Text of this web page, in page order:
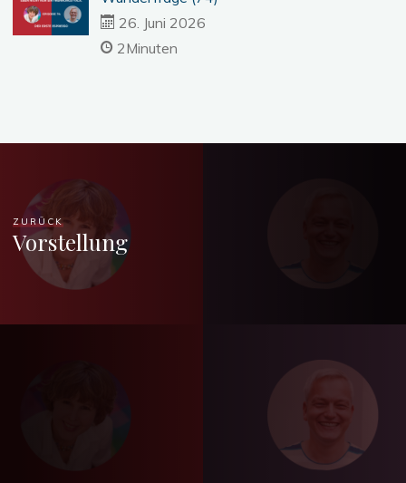
26. Juni 2026
2Minuten
ZURÜCK
Vorstellung